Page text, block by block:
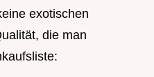
exotischen
die man